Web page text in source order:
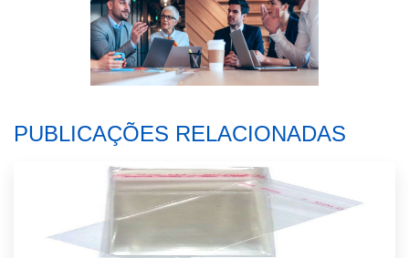
PUBLICAÇÕES RELACIONADAS